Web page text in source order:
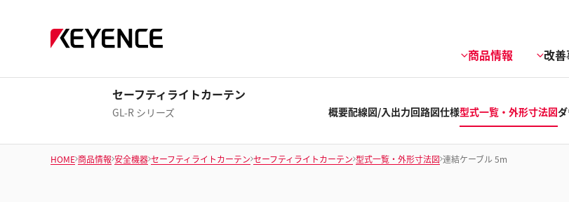
商品情報 改
セーフティライトカーテン
GL-R シリーズ 概要配線図/入出力回路図仕様型式一覧・外形寸法図
HOME 商品情報 安全機器 セーフティライトカーテン セーフティライトカーテン 型式一覧・外形寸法図 連結ケーブル 5m